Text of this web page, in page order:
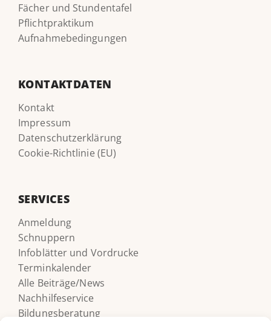
Fächer und Stundentafel
Pflichtpraktikum
Aufnahmebedingungen
KONTAKTDATEN
Kontakt
Impressum
Datenschutzerklärung
Cookie-Richtlinie (EU)
SERVICES
Anmeldung
Schnuppern
Infoblätter und Vordrucke
Terminkalender
Alle Beiträge/News
Nachhilfeservice
Bildungsberatung